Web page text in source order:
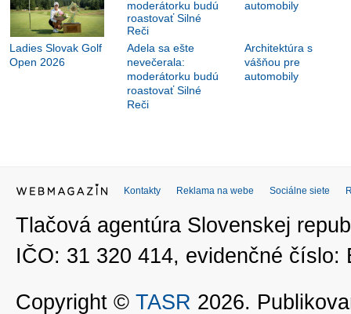
Ladies Slovak Golf
Open 2026
Adela sa ešte
nevečerala:
moderátorku budú
roastovať Silné
Reči
Architektúra s
vášňou pre
automobily
Kontakty Reklama na webe Sociálne siete
Tlačová agentúra Slovenskej
IČO: 31 320 414, evidenčné číslo:
Copyright © TASR 2026.